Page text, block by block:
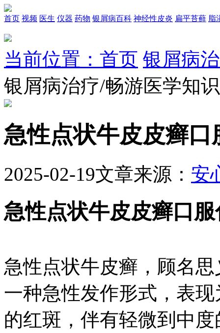
首页 视频 医生 仪器 药物 银屑病百科 神经性皮炎 扁平苔藓 脂
当前位置：首页 银屑病
银屑病治疗/畅游医学知
急性点状牛皮皮癣口
2025-02-19文章来源： 安
急性点状牛皮皮癣口
急性点状牛皮癣，顾名
一种急性发作形式，表
的红斑，伴有轻微到中